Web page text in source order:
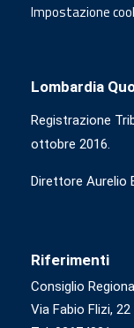
Impostazione
Lombardia
Registrazione
ottobre 2016.
Direttore Aurelio
Riferimenti
Consiglio
Via Fabio Flizi,